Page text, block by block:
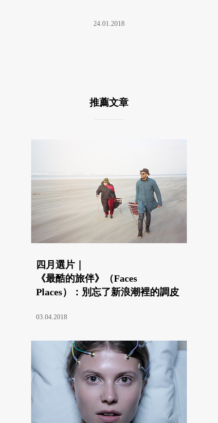
24.01.2018
推薦文章
四月選片｜
《最酷的旅伴》（Faces
Places）：別忘了新浪潮裡的調皮
03.04.2018